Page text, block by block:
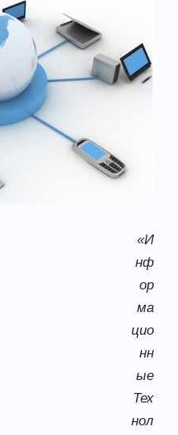
«И
нф
ор
ма
цио
нн
ые
Тех
нол